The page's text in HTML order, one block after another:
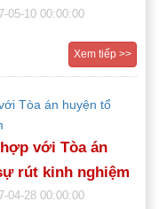
05-10 00:00:00
Xem tiếp >>
với Tòa án
rút kinh nghiệm
04-28 00:00:00